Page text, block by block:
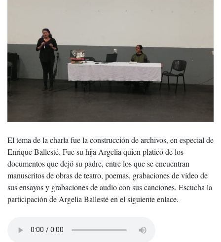
El tema de la charla fue la construcción de archivos, en especial de
Enrique Ballesté. Fue su hija Argelia quien platicó de los
documentos que dejó su padre, entre los que se encuentran
manuscritos de obras de teatro, poemas, grabaciones de vídeo de
sus ensayos y grabaciones de audio con sus canciones. Escucha la
participación de Argelia Ballesté en el siguiente enlace.